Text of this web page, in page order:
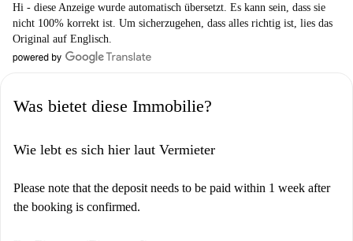
Hi - diese Anzeige wurde automatisch übersetzt. Es kann sein, dass sie
nicht 100% korrekt ist. Um sicherzugehen, dass alles richtig ist, lies das
Original auf Englisch.
Was bietet diese Immobilie?
Wie lebt es sich hier laut Vermieter
Please note that the deposit needs to be paid within 1 week after
the booking is confirmed.